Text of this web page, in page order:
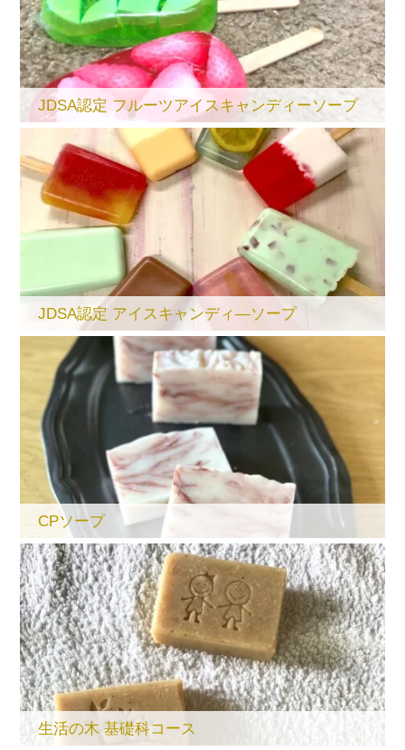
JDSA認定 フルーツアイスキャンディーソープ
JDSA認定 アイスキャンディ―ソープ
CPソープ
生活の木 基礎科コース